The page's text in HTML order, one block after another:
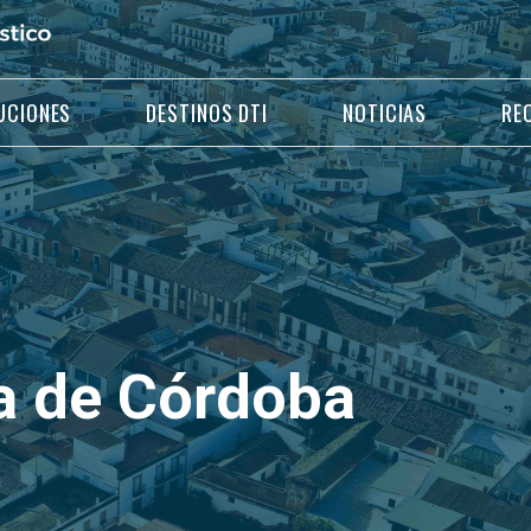
DESTINOS DTI NOTICIAS
de Córdoba